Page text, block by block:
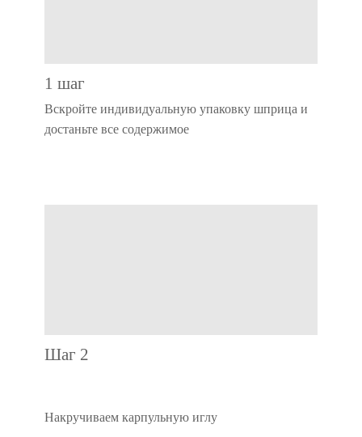
1 шаг
Вскройте индивидуальную упаковку шприца и
достаньте все содержимое
Шаг 2
Накручиваем карпульную иглу